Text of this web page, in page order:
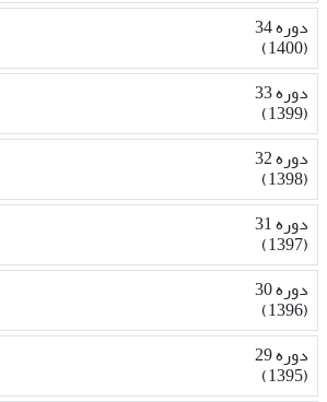
دوره 34
(1400)
دوره 33
(1399)
دوره 32
(1398)
دوره 31
(1397)
دوره 30
(1396)
دوره 29
(1395)